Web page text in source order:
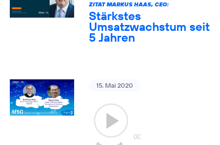
ZITAT MARKUS HAAS, CEO:
Stärkstes
Umsatzwachstum seit
5 Jahren
15. Mai 2020